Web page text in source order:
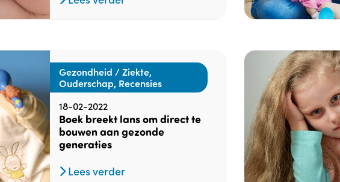
Gezondheid / Ziekte,
Ouderschap, Recensies
18-02-2022
Boek breekt lans om direct te
bouwen aan gezonde
generaties
Lees verder